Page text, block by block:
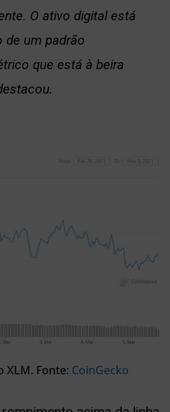
O ativo digital está
de um padrão
que está à beira
XLM. Fonte: CoinGecko